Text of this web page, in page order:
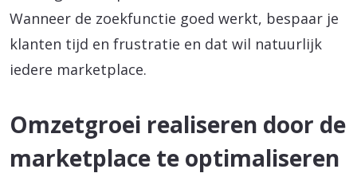
Wanneer de zoekfunctie goed werkt, bespaar je
klanten tijd en frustratie en dat wil natuurlijk
iedere marketplace.
Omzetgroei realiseren door de
marketplace te optimaliseren